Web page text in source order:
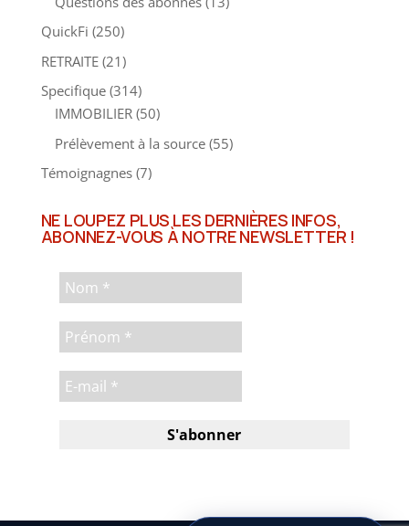
Questions des abonnés(13)
QuickFi (250)
RETRAITE(21)
Specifique (314)
IMMOBILIER(50)
Prélèvement à la source (55)
Témoignagnes(7)
NE LOUPEZ PLUS LES DERNIÈRES INFOS,
ABONNEZ-VOUS À NOTRE NEWSLETTER !